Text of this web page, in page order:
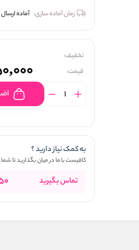
زمان آماده سازی: آماده ارسال
تخفیف:
قیمت:
به کمک نیاز دارید ؟
کافیست با ما در میان بگذارید تا شما
تماس بگیرید